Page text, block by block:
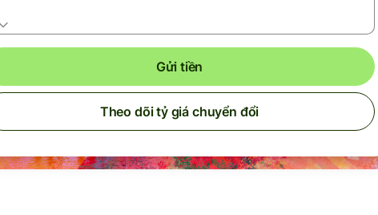
Gửi tiền
Theo dõi tỷ giá chuyển đổi